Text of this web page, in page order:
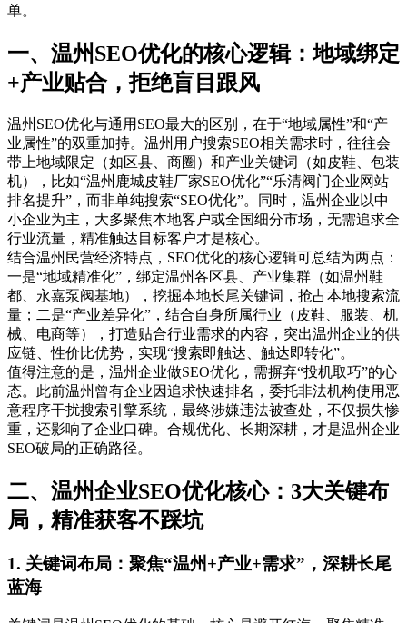
单。
一、温州SEO优化的核心逻辑：地域绑定
+产业贴合，拒绝盲目跟风
温州SEO优化与通用SEO最大的区别，在于“地域属性”和“产
业属性”的双重加持。温州用户搜索SEO相关需求时，往往会
带上地域限定（如区县、商圈）和产业关键词（如皮鞋、包装
机），比如“温州鹿城皮鞋厂家SEO优化”“乐清阀门企业网站
排名提升”，而非单纯搜索“SEO优化”。同时，温州企业以中
小企业为主，大多聚焦本地客户或全国细分市场，无需追求全
行业流量，精准触达目标客户才是核心。
结合温州民营经济特点，SEO优化的核心逻辑可总结为两点：
一是“地域精准化”，绑定温州各区县、产业集群（如温州鞋
都、永嘉泵阀基地），挖掘本地长尾关键词，抢占本地搜索流
量；二是“产业差异化”，结合自身所属行业（皮鞋、服装、机
械、电商等），打造贴合行业需求的内容，突出温州企业的供
应链、性价比优势，实现“搜索即触达、触达即转化”。
值得注意的是，温州企业做SEO优化，需摒弃“投机取巧”的心
态。此前温州曾有企业因追求快速排名，委托非法机构使用恶
意程序干扰搜索引擎系统，最终涉嫌违法被查处，不仅损失惨
重，还影响了企业口碑。合规优化、长期深耕，才是温州企业
SEO破局的正确路径。
二、温州企业SEO优化核心：3大关键布
局，精准获客不踩坑
1. 关键词布局：聚焦“温州+产业+需求”，深耕长尾
蓝海